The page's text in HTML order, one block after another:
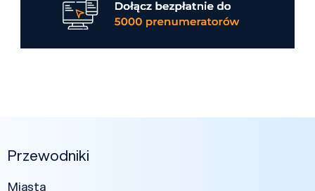
Przewodniki
Miasta